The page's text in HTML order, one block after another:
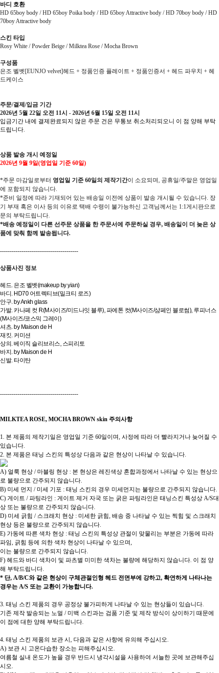
바디 호환
HD 65boy body /HD 65boy Poika body /HD 65boy Attractive body / HD 70boy body / HD
70boy Attractive body
스킨 타입
Rosy White / Powder Beige / Milktea Rose / Mocha Brown
구성품
은조 벨벳[EUNJO velvet]헤드 + 정품인증 플레이트 + 정품인증서 + 헤드 파우치 + 헤
드케이스
주문/결제/입금 기간
2026년 5월 22일 오전 11시 - 2026년 6월 15일 오전 11시
입금기간 내에 결제완료되지 않은 주문 건은 무통보 취소처리되오니 이 점 양해 부탁
드립니다.
상품 발송 개시 예정일
2026년 9월 9일(영업일 기준 60일)
*주문 마감일로부터 영업일 기준 60일의 제작기간이 소요되며, 공휴일/주말은 영업일
에 포함되지 않습니다.
*준비 일정에 따라 기재되어 있는 배송일 이전에 상품이 발송 개시될 수 있습니다. 장
기 부재 혹은 이사 등의 이유로 택배 수령이 불가능하신 고객님께서는 1:1게시판으로
문의 부탁드립니다.
*배송 예정일이 다른 선주문 상품을 한 주문서에 주문하실 경우, 배송일이 더 늦은 상
품에 맞춰 함께 발송됩니다.
----------------------------------------
상품사진 정보
헤드. 은조 벨벳(makeup by yian)
바디. HD70 어트렉티브(밀크티 로즈)
안구. by Ankh glass
가발. 카나페 컷 R(M사이즈/미드나잇 블루), 파에톤 컷(M사이즈/샴페인 블로썸), 루피너스
(M사이즈/코스믹 그레이)
셔츠. by Maison de H
재킷. 커미션
상의. 베이직 슬리브리스, 스피리토
바지. by Maison de H
신발. 타이탄
----------------------------------------
MILKTEA ROSE, MOCHA BROWN skin 주의사항
1. 본 제품의 제작기일은 영업일 기준 60일이며, 사정에 따라 더 빨라지거나 늦어질 수
있습니다.
2. 본 제품은 태닝 스킨의 특성상 다음과 같은 현상이 나타날 수 있습니다.
A) 얼룩 현상 / 마블링 현상 : 본 현상은 레진색상 혼합과정에서 나타날 수 있는 현상으
로 불량으로 간주되지 않습니다.
B) 미세 먼지 / 미세 기포 : 태닝 스킨의 경우 미세먼지는 불량으로 간주되지 않습니다.
C) 게이트 / 파팅라인 : 게이트 제거 자국 또는 굵은 파팅라인은 태닝스킨 특성상 A/S대
상 또는 불량으로 간주되지 않습니다.
D) 미세 긁힘 / 스크래치 현상 : 미세한 긁힘, 배송 중 나타날 수 있는 찍힘 및 스크래치
현상 등은 불량으로 간주되지 않습니다.
E) 가동에 따른 색차 현상 : 태닝 스킨의 특성상 관절이 맞물리는 부분은 가동에 따라
파임, 긁힘 등에 의한 색차 현상이 나타날 수 있으며,
이는 불량으로 간주되지 않습니다.
F) 헤드와 바디 색차이 및 파츠별 미미한 색차는 불량에 해당하지 않습니다. 이 점 양
해 부탁드립니다.
* 단, A/B/C와 같은 현상이 구체관절인형 헤드 전면부에 강하고, 확연하게 나타나는
경우는 A/S 또는 교환이 가능합니다.
3. 태닝 스킨 제품의 경우 공정상 불가피하게 나타날 수 있는 현상들이 있습니다.
기존 제작 발송되는 노멀 / 미백 스킨과는 검품 기준 및 제작 방식이 상이하기 때문에
이 점에 대한 양해 부탁드립니다.
4. 태닝 스킨 제품의 보관 시, 다음과 같은 사항에 유의해 주십시오.
A) 보관 시 고온다습한 장소는 피해주십시오.
여름철 실내 온도가 높을 경우 반드시 냉각시설을 사용하여 서늘한 곳에 보관해주십
시오.